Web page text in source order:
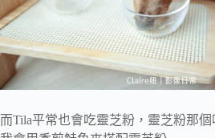
而Tila平常也會吃靈芝粉，靈芝粉那